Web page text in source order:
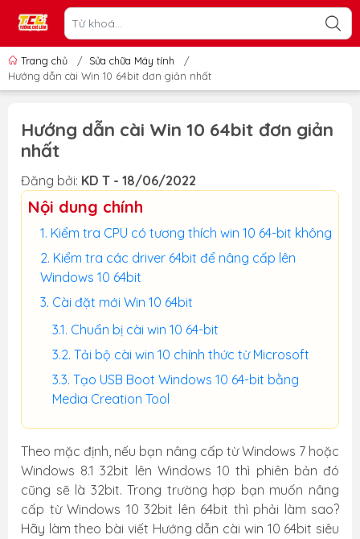
Trang chủ / Sửa chữa Máy tính
/
Hướng dẫn cài Win 10 64bit đơn giản nhất
Hướng dẫn cài Win 10 64bit đơn giản
nhất
Đăng bởi: KD T - 18/06/2022
Nội dung chính
Kiểm tra CPU có tương thích win 10 64-bit không
Kiểm tra các driver 64bit để nâng cấp lên
Windows 10 64bit
Cài đặt mới Win 10 64bit
Chuẩn bị cài win 10 64-bit
Tải bộ cài win 10 chính thức từ Microsoft
Tạo USB Boot Windows 10 64-bit bằng
Media Creation Tool
Theo mặc định, nếu bạn nâng cấp từ Windows 7 hoặc
Windows 8.1 32bit lên Windows 10 thì phiên bản đó
cũng sẽ là 32bit. Trong trường hợp bạn muốn nâng
cấp từ Windows 10 32bit lên 64bit thì phải làm sao?
Hãy làm theo bài viết Hướng dẫn cài win 10 64bit siêu